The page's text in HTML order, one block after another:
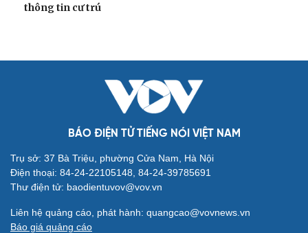
thông tin cư trú
BÁO ĐIỆN TỬ TIẾNG NÓI VIỆT NAM
Trụ sở: 37 Bà Triệu, phường Cửa Nam, Hà Nội
Điện thoại: 84-24-22105148, 84-24-39785691
Thư điện tử: baodientuvov@vov.vn
Liên hệ quảng cáo, phát hành: quangcao@vovnews.vn
Báo giá quảng cáo